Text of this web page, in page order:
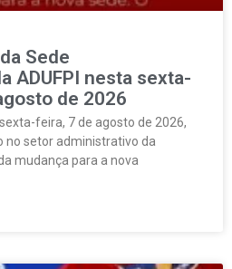
Sede
ADUFPI nesta sexta-
de 2026
feira, 7 de agosto de 2026,
no setor administrativo da
mudança para a nova